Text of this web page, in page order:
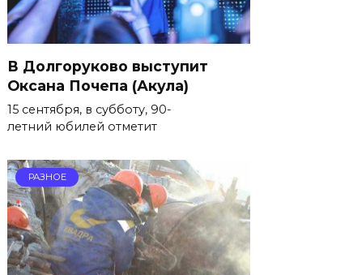
В Долгоруково выступит
Оксана Почепа (Акула)
15 сентября, в субботу, 90-
летний юбилей отметит
РАЗНОЕ